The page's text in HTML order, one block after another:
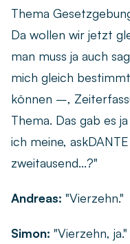
Thema
Da wollen wir jetzt
man muss ja auch
mich gleich
können –,
Thema. Das gab es
ich meine,
zweitausend...?"
Andreas: "Vierzehn."
Simon: "Vierzehn, ja."